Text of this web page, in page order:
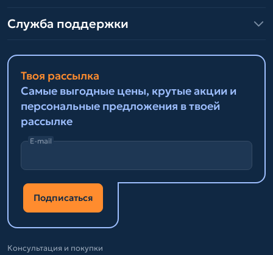
Служба поддержки
Твоя рассылка
Самые выгодные цены, крутые акции и
персональные предложения в твоей
рассылке
E-mail
Подписаться
Консультация и покупки